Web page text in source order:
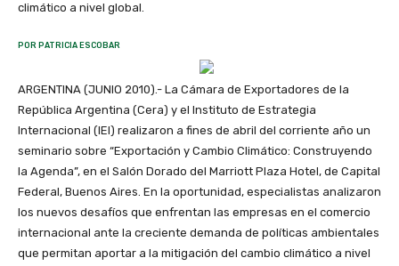
climático a nivel global.
POR PATRICIA ESCOBAR
ARGENTINA (JUNIO 2010).- La Cámara de Exportadores de la
República Argentina (Cera) y el Instituto de Estrategia
Internacional (IEI) realizaron a fines de abril del corriente año un
seminario sobre “Exportación y Cambio Climático: Construyendo
la Agenda”, en el Salón Dorado del Marriott Plaza Hotel, de Capital
Federal, Buenos Aires. En la oportunidad, especialistas analizaron
los nuevos desafíos que enfrentan las empresas en el comercio
internacional ante la creciente demanda de políticas ambientales
que permitan aportar a la mitigación del cambio climático a nivel